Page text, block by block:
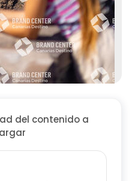
del contenido a